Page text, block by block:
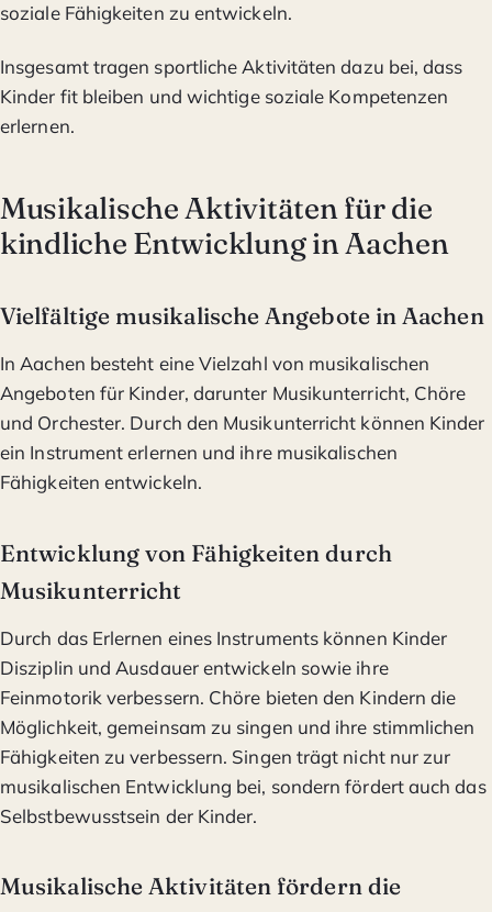
soziale Fähigkeiten zu entwickeln.
Insgesamt tragen sportliche Aktivitäten dazu bei, dass
Kinder fit bleiben und wichtige soziale Kompetenzen
erlernen.
Musikalische Aktivitäten für die
kindliche Entwicklung in Aachen
Vielfältige musikalische Angebote in Aachen
In Aachen besteht eine Vielzahl von musikalischen
Angeboten für Kinder, darunter Musikunterricht, Chöre
und Orchester. Durch den Musikunterricht können Kinder
ein Instrument erlernen und ihre musikalischen
Fähigkeiten entwickeln.
Entwicklung von Fähigkeiten durch
Musikunterricht
Durch das Erlernen eines Instruments können Kinder
Disziplin und Ausdauer entwickeln sowie ihre
Feinmotorik verbessern. Chöre bieten den Kindern die
Möglichkeit, gemeinsam zu singen und ihre stimmlichen
Fähigkeiten zu verbessern. Singen trägt nicht nur zur
musikalischen Entwicklung bei, sondern fördert auch das
Selbstbewusstsein der Kinder.
Musikalische Aktivitäten fördern die